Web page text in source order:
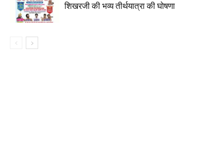
शिखरजी की भव्य तीर्थयात्रा की घोषणा